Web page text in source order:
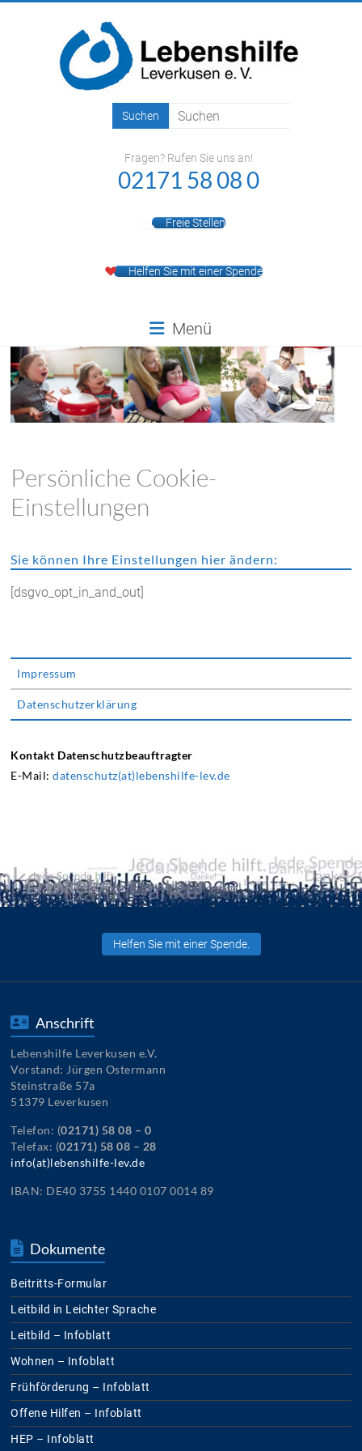
Lebenshilfe
LeverkusenFragen? Rufen Sie uns an!
02171 58 08 0
Freie Stellen
Helfen Sie mit einer Spende
Menü
Persönliche Cookie-
Einstellungen
Sie können Ihre Einstellungen hier ändern:
[dsgvo_opt_in_and_out]
Impressum
Datenschutzerklärung
Kontakt Datenschutzbeauftragter
E-Mail:datenschutz(at)lebenshilfe-lev.de
Helfen Sie mit einer Spende.
Anschrift
Lebenshilfe Leverkusen e.V.
Vorstand: Jürgen Ostermann
Steinstraße 57a
51379 Leverkusen
Telefon: (02171) 58 08 – 0
Telefax: (02171) 58 08 – 28
info(at)lebenshilfe-lev.de
IBAN: DE40 3755 1440 0107 0014 89
Dokumente
Beitritts-Formular
Leitbild in Leichter Sprache
Leitbild – Infoblatt
Wohnen – Infoblatt
Frühförderung – Infoblatt
Offene Hilfen – Infoblatt
HEP – Infoblatt